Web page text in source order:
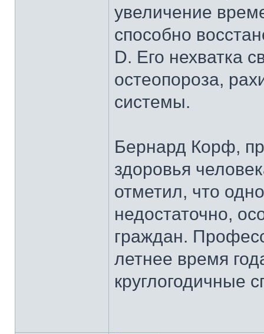
увеличение
способно
D. Его нехватка
остеопороза,
системы.
Бернард Корф,
здоровья
отметил, что
недостаточно,
граждан.
летнее время
круглогодичные